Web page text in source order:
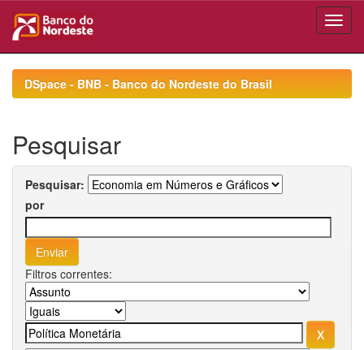
navigationDSpace - BNB - Banco do Nordeste do Brasil
Pesquisar
Pesquisar:
por
Filtros correntes: